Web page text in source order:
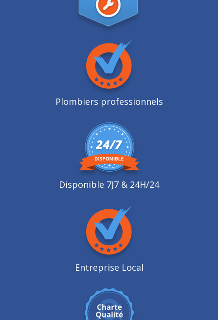
Plombiers professionnels
Disponible 7J7 & 24H/24
Entreprise Local